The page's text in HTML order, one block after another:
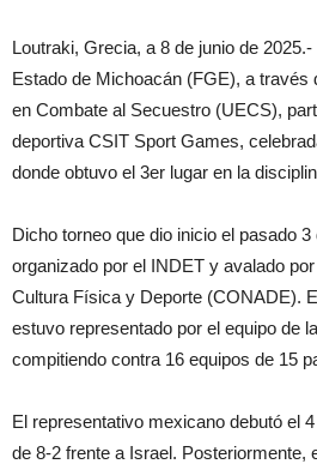
Loutraki, Grecia, a 8 de junio de
Estado de Michoacán (FGE), a través
en Combate al Secuestro (UECS),
deportiva CSIT Sport Games,
donde obtuvo el 3er lugar en la
Dicho torneo que dio inicio el pasado
organizado por el INDET y avalado
Cultura Física y Deporte (CONADE).
estuvo representado por el equipo de
compitiendo contra 16 equipos de 15
El representativo mexicano debutó el
de 8-2 frente a Israel. Posteriormente,